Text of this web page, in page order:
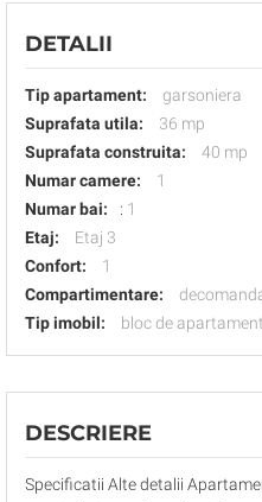
DETALII
Tip apartament:
garsoniera
Suprafata utila:
36 mp
Suprafata construita:
40 mp
Numar camere:
1
Numar bai:
: 1
Etaj:
Etaj 3
Confort:
1
Compartimentare:
Tip imobil:
bloc de
DESCRIERE
Specificatii Alte detalii